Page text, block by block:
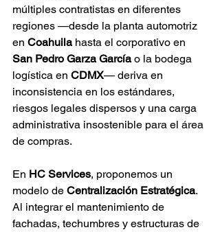
múltiples contratistas en diferentes
regiones —desde la planta automotriz
en Coahuila hasta el corporativo en
San Pedro Garza García o la bodega
logística en CDMX— deriva en
inconsistencia en los estándares,
riesgos legales dispersos y una carga
administrativa insostenible para el área
de compras.
En HC Services, proponemos un
modelo de Centralización Estratégica.
Al integrar el mantenimiento de
fachadas, techumbres y estructuras de